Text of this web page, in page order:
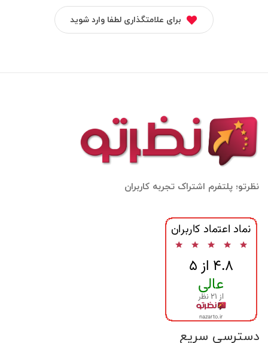
برای علامتگذاری لطفا وارد شوید
نظرتو؛ پلتفرم اشتراک تجربه کاربران
دسترسی سریع